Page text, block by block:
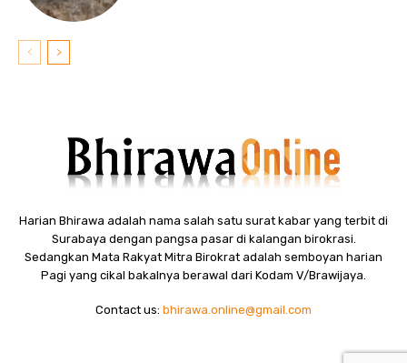
Harian Bhirawa adalah nama salah satu surat kabar yang terbit di
Surabaya dengan pangsa pasar di kalangan birokrasi.
Sedangkan Mata Rakyat Mitra Birokrat adalah semboyan harian
Pagi yang cikal bakalnya berawal dari Kodam V/Brawijaya.
Contact us: bhirawa.online@gmail.com